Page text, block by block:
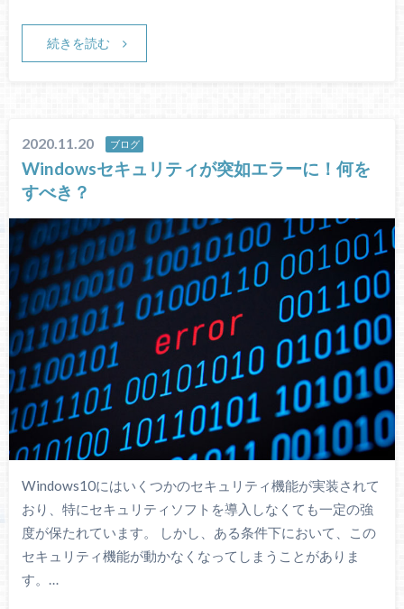
続きを読む
2020.11.20 ブログ
Windowsセキュリティが突如エラーに！何を
すべき？
Windows10にはいくつかのセキュリティ機能が実装されて
おり、特にセキュリティソフトを導入しなくても一定の強
度が保たれています。 しかし、ある条件下において、この
セキュリティ機能が動かなくなってしまうことがありま
す。…